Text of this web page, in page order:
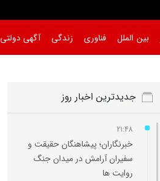
بین الملل فناوری زندگی آگهی دولتی
جدیدترین اخبار روز
21:48
خبرنگاران؛ پیشاهنگان حقیقت و
سفیران آرامش در میدان جنگ
روایت‌ ها